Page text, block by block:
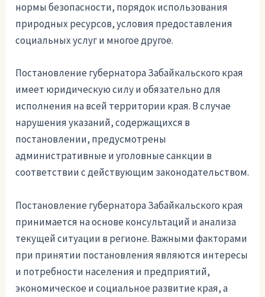
нормы безопасности, порядок использования
природных ресурсов, условия предоставления
социальных услуг и многое другое.
Постановление губернатора Забайкальского края
имеет юридическую силу и обязательно для
исполнения на всей территории края. В случае
нарушения указаний, содержащихся в
постановлении, предусмотрены
административные и уголовные санкции в
соответствии с действующим законодательством.
Постановление губернатора Забайкальского края
принимается на основе консультаций и анализа
текущей ситуации в регионе. Важными факторами
при принятии постановления являются интересы
и потребности населения и предприятий,
экономическое и социальное развитие края, а